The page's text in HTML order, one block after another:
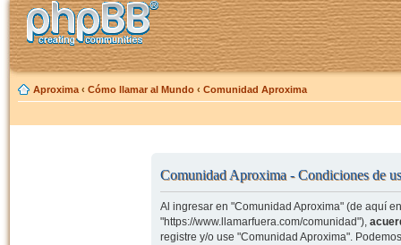
Aproxima ‹ Cómo llamar al Mundo ‹ Comunidad Aproxima
Comunidad Aproxima - Condiciones de
Al ingresar en "Comunidad Aproxima" (de aquí
"https://www.llamarfuera.com/comunidad"),
registre y/o use "Comunidad Aproxima".